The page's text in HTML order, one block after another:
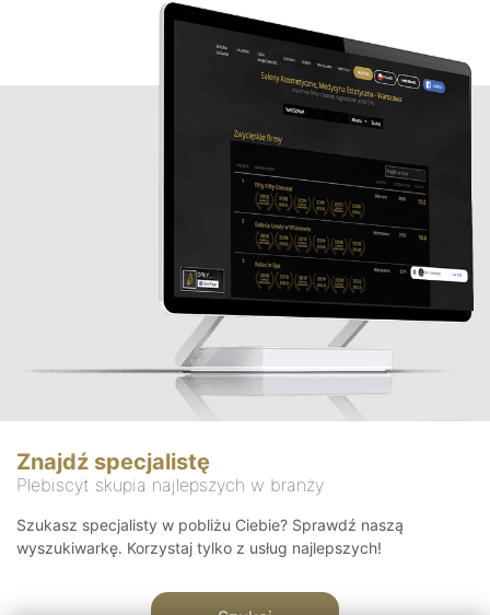
Znajdź specjalistę
Plebiscyt skupia najlepszych w branży
Szukasz specjalisty w pobliżu Ciebie? Sprawdź naszą
wyszukiwarkę. Korzystaj tylko z usług najlepszych!